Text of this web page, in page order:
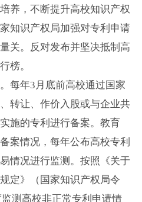
养，不断提升高校知识产权
知识产权局加强对专利申请
关。反对发布并坚决抵制高
榜。
每年3 月底前高校通过国家
转让、作价入股或与企业共
施的专利进行备案。教育
案情况，每年公布高校专利
情况进行监测。按照《关于
定》（国家知识产权局令
测高校非正常专利申请情